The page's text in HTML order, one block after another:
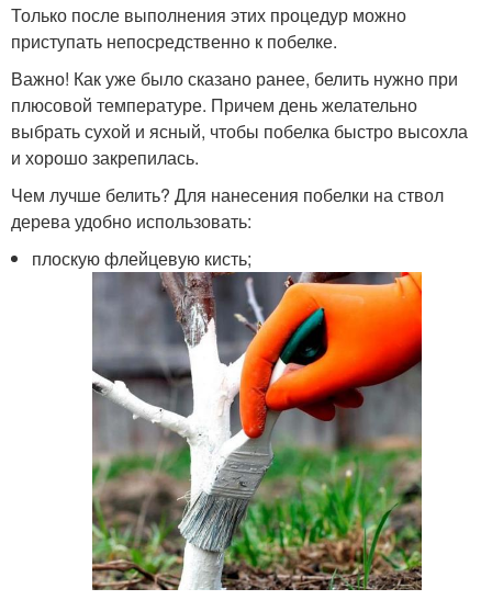
Только после выполнения этих процедур можно
приступать непосредственно к побелке.
Важно! Как уже было сказано ранее, белить нужно при
плюсовой температуре. Причем день желательно
выбрать сухой и ясный, чтобы побелка быстро высохла
и хорошо закрепилась.
Чем лучше белить? Для нанесения побелки на ствол
дерева удобно использовать:
плоскую флейцевую кисть;